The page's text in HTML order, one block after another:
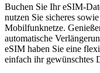
Buchen Sie Ihr eSIM-
nutzen Sie sicheres
Mobilfunknetze.
automatische
eSIM haben Sie eine
einfach ihr gewünschtes